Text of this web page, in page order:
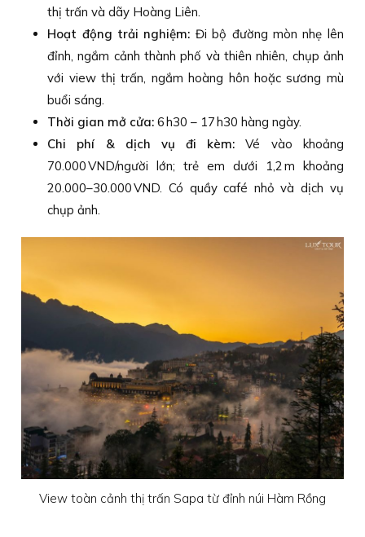
thị trấn và dãy Hoàng Liên.
Hoạt động trải nghiệm: Đi bộ đường mòn nhẹ lên
đỉnh, ngắm cảnh thành phố và thiên nhiên, chụp ảnh
với view thị trấn, ngắm hoàng hôn hoặc sương mù
buổi sáng.
Thời gian mở cửa: 6 h30 – 17 h30 hàng ngày.
Chi phí & dịch vụ đi kèm: Vé vào khoảng
70.000 VND/người lớn; trẻ em dưới 1,2 m khoảng
20.000–30.000 VND. Có quầy café nhỏ và dịch vụ
chụp ảnh.
View toàn cảnh thị trấn Sapa từ đỉnh núi Hàm Rồng